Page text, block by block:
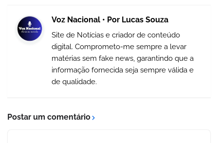
Voz Nacional • Por Lucas Souza
Site de Notícias e criador de conteúdo
digital. Comprometo-me sempre a levar
matérias sem fake news, garantindo que a
informação fornecida seja sempre válida e
de qualidade.
Postar um comentário